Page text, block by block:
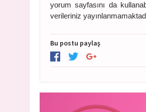
yorum sayfasını da
verileriniz
Bu postu paylaş